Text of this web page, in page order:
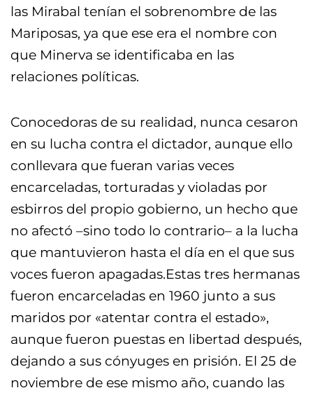
las Mirabal tenían el sobrenombre de las
Mariposas, ya que ese era el nombre con
que Minerva se identificaba en las
relaciones políticas.
Conocedoras de su realidad, nunca cesaron
en su lucha contra el dictador, aunque ello
conllevara que fueran varias veces
encarceladas, torturadas y violadas por
esbirros del propio gobierno, un hecho que
no afectó –sino todo lo contrario– a la lucha
que mantuvieron hasta el día en el que sus
voces fueron apagadas.Estas tres hermanas
fueron encarceladas en 1960 junto a sus
maridos por «atentar contra el estado»,
aunque fueron puestas en libertad después,
dejando a sus cónyuges en prisión. El 25 de
noviembre de ese mismo año, cuando las